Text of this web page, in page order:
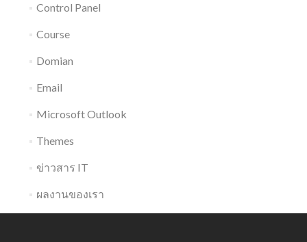
Control Panel
Course
Domian
Email
Microsoft Outlook
Themes
ข่าวสาร IT
ผลงานของเรา